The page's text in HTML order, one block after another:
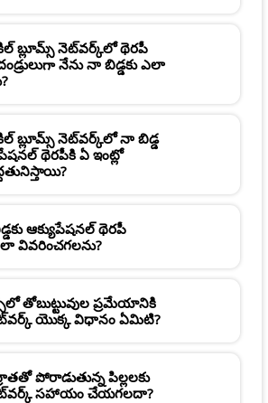
బ్లూమ్స్ నెట్‌వర్క్‌లో థెరపీ
నేను నా బిడ్డకు ఎలా
బ్లూమ్స్ నెట్‌వర్క్‌లో నా బిడ్డ
థెరపీకి ఏ ఇంట్లో
ఆక్యుపేషనల్ థెరపీ
వివరించగలను?
తోబుట్టువుల ప్రమేయానికి
యొక్క విధానం ఏమిటి?
పోరాడుతున్న పిల్లలకు
సహాయం చేయగలదా?